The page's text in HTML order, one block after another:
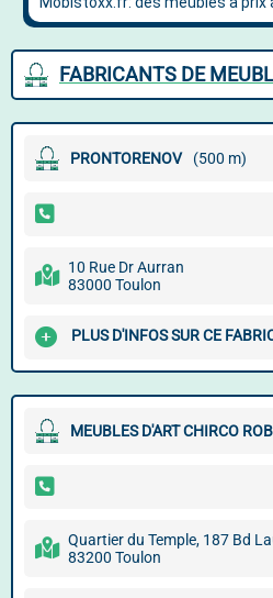
FABRICANTS DE
PRONTORENOV (500 m)
10 Rue Dr Aurran
83000 Toulon
PLUS D'INFOS SUR CE
MEUBLES D'ART CHIRCO
Quartier du Temple, 187 Bd
83200 Toulon